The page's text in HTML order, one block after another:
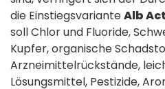
die EinstiegsvarianteAlb
soll Chlor und Fluoride,
Kupfer, organische
Arzneimittelrückstände,
Lösungsmittel, Pestizide,